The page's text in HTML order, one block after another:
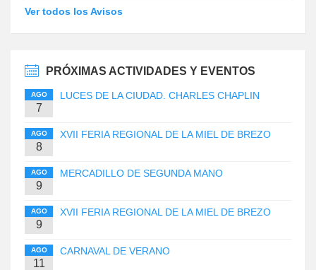
Ver todos los Avisos
PRÓXIMAS ACTIVIDADES Y EVENTOS
AGO
7
LUCES DE LA CIUDAD. CHARLES CHAPLIN
AGO
8
XVII FERIA REGIONAL DE LA MIEL DE BREZO
AGO
9
MERCADILLO DE SEGUNDA MANO
AGO
9
XVII FERIA REGIONAL DE LA MIEL DE BREZO
AGO
11
CARNAVAL DE VERANO